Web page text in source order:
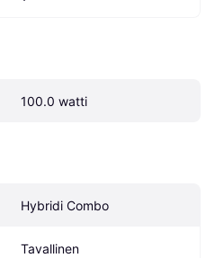
100.0 watti
Hybridi Combo
Tavallinen